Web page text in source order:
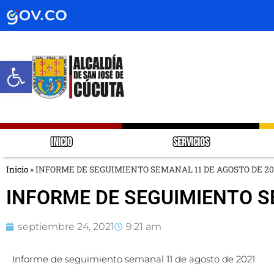
Abrir barra de herramientas
INICIO SERVICIOS
Inicio »INFORME DE SEGUIMIENTO SEMANAL 11 DE AGOSTO DE
INFORME DE SEGUIMIENTO
septiembre 24, 2021 9:21 am
Informe de seguimiento semanal 11 de agosto de 2021